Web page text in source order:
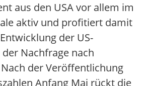
aus den USA vor allem im
aktiv und profitiert damit
der US-
Nachfrage nach
der Veröffentlichung
Anfang Mai rückt die